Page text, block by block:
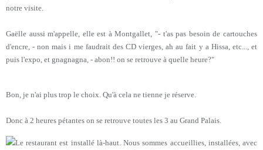
notre visite.
Gaëlle aussi m'appelle, elle est à Montgallet, "- t'as pas besoin de cartouches
d'encre, - non mais i me faudrait des CD vierges, ah au fait y a Hissa, etc..., et
puis l'expo, et gnagnagna, - abon!! on se retrouve à quelle heure?"
Bon, je n'ai plus trop le choix. Qu'à cela ne tienne je réserve.
Donc à 2 heures pétantes on se retrouve toutes les 3 au Grand Palais.
Le restaurant est installé là-haut. Nous sommes accueillies, installées, avec